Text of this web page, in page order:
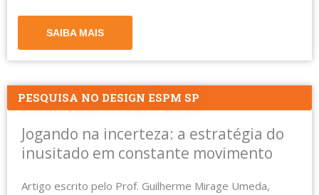
SAIBA MAIS
PESQUISA NO DESIGN ESPM SP
Jogando na incerteza: a estratégia do
inusitado em constante movimento
Artigo escrito pelo Prof. Guilherme Mirage Umeda,